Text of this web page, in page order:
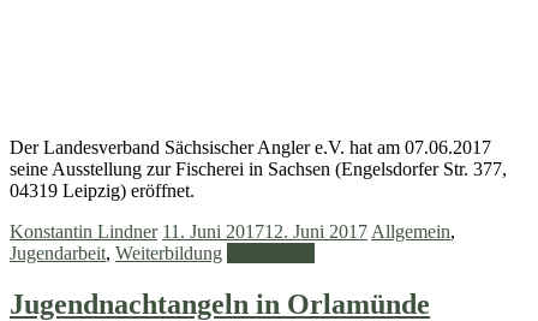
Der Landesverband Sächsischer Angler e.V. hat am 07.06.2017
seine Ausstellung zur Fischerei in Sachsen (Engelsdorfer Str. 377,
04319 Leipzig) eröffnet.
Konstantin Lindner 11. Juni 201712. Juni 2017 Allgemein,
Jugendarbeit, Weiterbildung
Jugendnachtangeln in Orlamünde